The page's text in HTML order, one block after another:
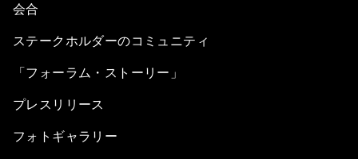
会合
ステークホルダーのコミュニティ
「フォーラム・ストーリー」
プレスリリース
フォトギャラリー